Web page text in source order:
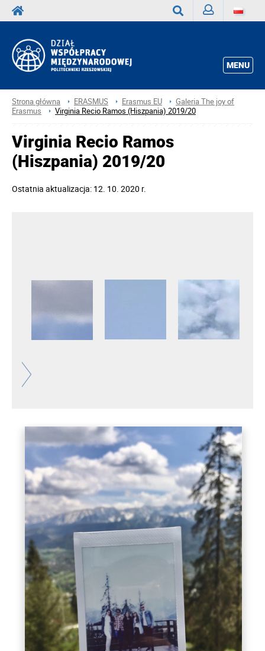
MENU
Strona główna ERASMUS Erasmus EU
Galeria The joy of
Erasmus
Virginia Recio Ramos (Hiszpania) 2019/20
Virginia Recio Ramos
(Hiszpania) 2019/20
Ostatnia aktualizacja: 12. 10. 2020 r.